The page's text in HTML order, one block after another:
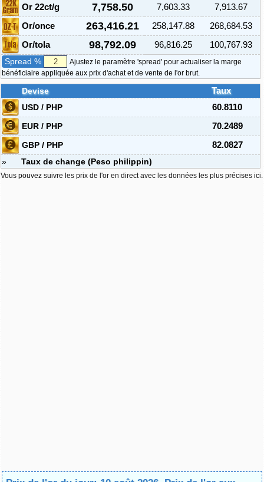
Or 22ct/g
7,758.50 7,603.33
7,913.67
Or/once
263,416.21 258,147.88
268,684.53
Or/tola
98,792.09 96,816.25 100,767.93
Spread %
Ajustez le paramètre 'spread' pour actualiser la marge
bénéficiaire appliquée aux prix d'achat et de vente de l'or brut.
Devise
Taux
USD / PHP
60.8110
EUR / PHP
70.2489
GBP / PHP
82.0827
»
Taux de change (Peso philippin)
Vous pouvez suivre les prix de l'or en direct avec les données les plus précises ici.